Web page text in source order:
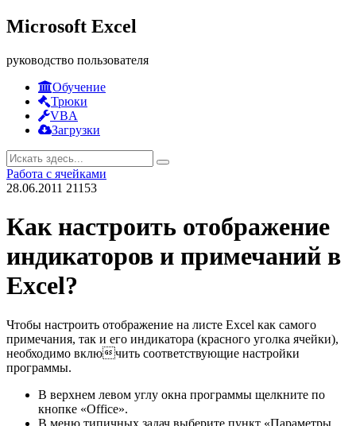
Microsoft Excel
руководство пользователя
Обучение
Трюки
VBA
Загрузки
Работа с ячейками
28.06.2011 21153
Как настроить отображение
индикаторов и примечаний в
Excel?
Чтобы настроить отображение на листе Excel как самого
примечания, так и его индикатора (красного уголка ячейки),
необходимо включить соответствующие настройки
программы.
В верхнем левом углу окна программы щелкните по
кнопке «Office».
В меню типичных задач выберите пункт «Параметры